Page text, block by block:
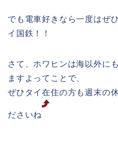
でも電車好きなら一度はぜ
イ国鉄！！
さて、ホワヒンは海以外に
ますよってことで、
ぜひタイ在住の方も週末の
ださいね